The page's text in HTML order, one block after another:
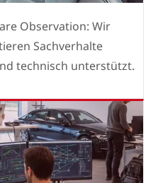
Observation: Wir
Sachverhalte
technisch unterstützt.